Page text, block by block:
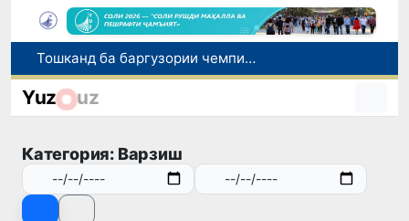
Шаҳрвандони Ӯзбекистон метавонанд дар доираи барномаи H-2A ба корҳои мавсимии кишоварзӣ дар ИМА сафарбар шаванд
Намояндагии Агентии муҳоҷират дар Москва моҳи июл ба зиёда аз 1,8 ҳазор шаҳрванди Ӯзбекистон кумак расонд
Тошканд ба баргузории чемпионати Осиё оид ба вазнабардорӣ омодагӣ мебинад
Yuz uz
Категория: Варзиш